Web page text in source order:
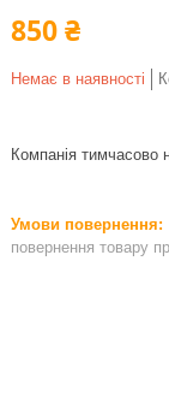
850 ₴
Немає в наявності
Компанія тимчасово
повернення товару